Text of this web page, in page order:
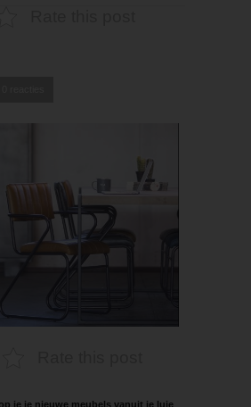
je je nieuwe meubels vanuit je ­luie